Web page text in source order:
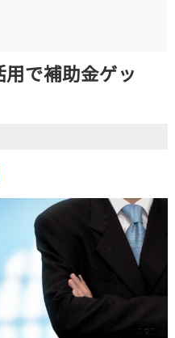
用で補助金ゲッ